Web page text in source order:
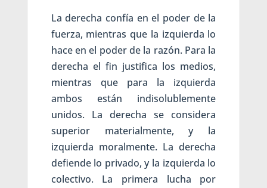
La derecha confía en el poder de la
fuerza, mientras que la izquierda lo
hace en el poder de la razón. Para la
derecha el fin justifica los medios,
mientras que para la izquierda
ambos están indisolublemente
unidos. La derecha se considera
superior materialmente, y la
izquierda moralmente. La derecha
defiende lo privado, y la izquierda lo
colectivo. La primera lucha por